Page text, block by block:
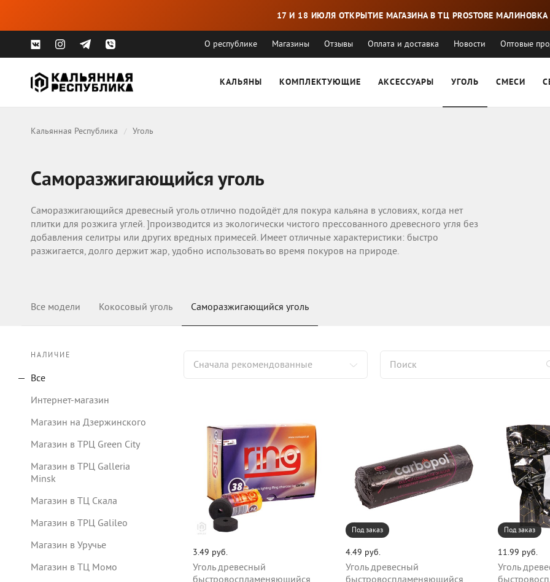
17 И 18 ИЮЛЯ ОТКРЫТИЕ МАГАЗИНА В ТЦ PROSTORE МАЛИНОВКА
О республике Магазины Отзывы Оплата и доставка Новости Оптовые
КАЛЬЯНЫ КОМПЛЕКТУЮЩИЕ АКСЕССУАРЫ УГОЛЬ СМЕСИ
Кальянная Республика Уголь
Саморазжигающийся уголь
Саморазжигающийся древесный уголь отлично подойдёт для покура кальяна в условиях, когда нет
плитки для розжига углей. ]производится из экологически чистого прессованного древесного угля без
добавления селитры или других вредных примесей. Имеет отличные характеристики: быстро
разжигается, долго держит жар, удобно использовать во время покуров на природе.
Все модели Кокосовый уголь Саморазжигающийся уголь
НАЛИЧИЕ
Все
Интернет-магазин
Магазин на Дзержинского
Магазин в ТРЦ Green City
Магазин в ТРЦ Galleria
Minsk
Магазин в ТЦ Скала
Магазин в ТРЦ Galileo
Магазин в Уручье
Магазин в ТЦ Момо
Сначала рекомендованные
3.49 руб.
Уголь древесный
быстровоспламеняющийся
Под заказ
4.49 руб.
Уголь древесный
быстровоспламеняющийся
Под заказ
11.99 руб.
Уголь